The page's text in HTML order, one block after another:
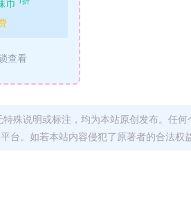
币
查看
殊说明或标注，均为本站原创发布。任
台。如若本站内容侵犯了原著者的合法权